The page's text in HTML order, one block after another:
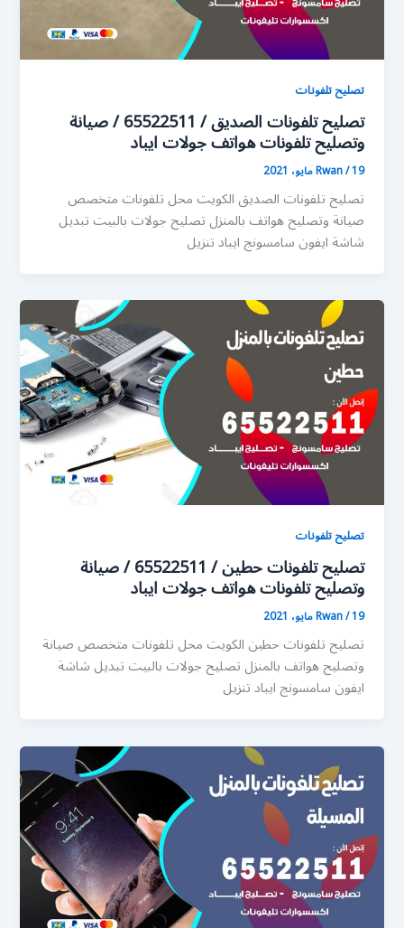
تصليح تلفونات
تصليح تلفونات الصديق / 65522511 / صيانة
وتصليح تلفونات هواتف جولات ايباد
Rwan/19 مايو، 2021
تصليح تلفونات الصديق الكويت محل تلفونات متخصص
صيانة وتصليح هواتف بالمنزل تصليح جولات بالبيت تبديل
شاشة ايفون سامسونج ايباد تنزيل
تصليح تلفونات
تصليح تلفونات حطين / 65522511 / صيانة
وتصليح تلفونات هواتف جولات ايباد
Rwan/19 مايو، 2021
تصليح تلفونات حطين الكويت محل تلفونات متخصص صيانة
وتصليح هواتف بالمنزل تصليح جولات بالبيت تبديل شاشة
ايفون سامسونج ايباد تنزيل